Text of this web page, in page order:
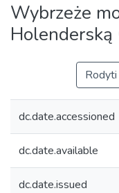
Wybrzeże
Holenderską
Rodyti
dc.date.accessioned
dc.date.available
dc.date.issued